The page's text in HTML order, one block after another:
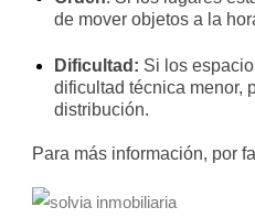
de mover objetos a la
Dificultad: Si los
dificultad técnica menor,
distribución.
Para más información, por